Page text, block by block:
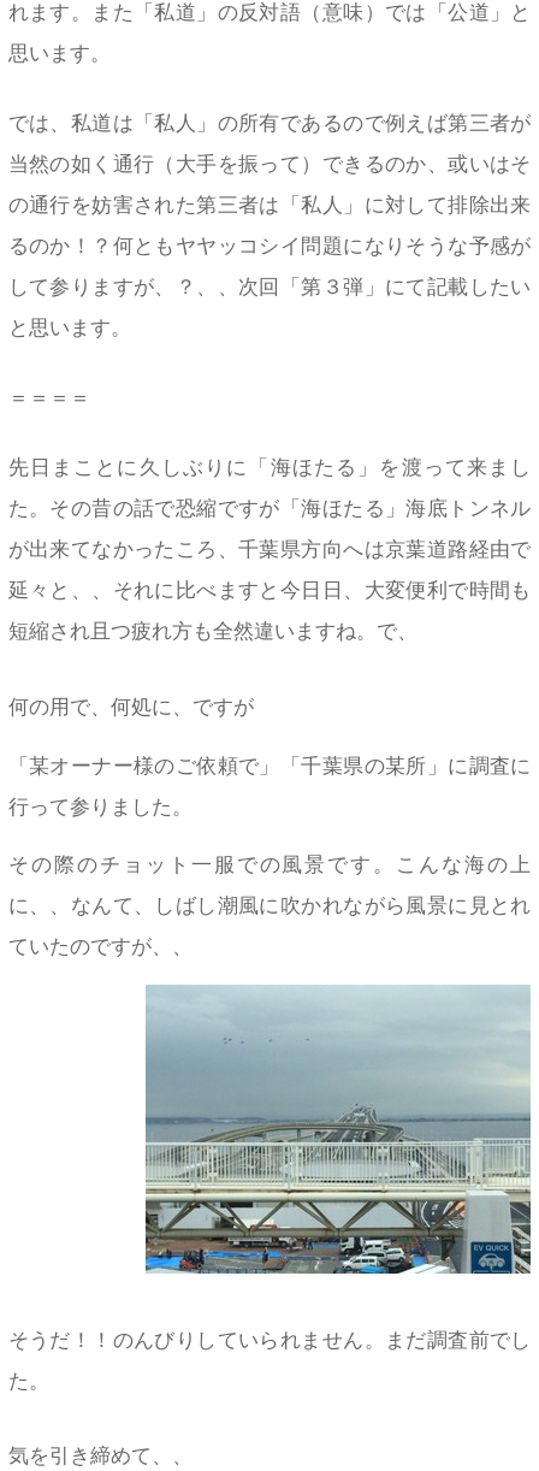
れます。また「私道」の反対語（意味）では「公道」と
思います。
では、私道は「私人」の所有であるので例えば第三者が
当然の如く通行（大手を振って）できるのか、或いはそ
の通行を妨害された第三者は「私人」に対して排除出来
るのか！？何ともヤヤッコシイ問題になりそうな予感が
して参りますが、？、、次回「第３弾」にて記載したい
と思います。
＝＝＝＝
先日まことに久しぶりに「海ほたる」を渡って来まし
た。その昔の話で恐縮ですが「海ほたる」海底トンネル
が出来てなかったころ、千葉県方向へは京葉道路経由で
延々と、、それに比べますと今日日、大変便利で時間も
短縮され且つ疲れ方も全然違いますね。で、
何の用で、何処に、ですが
「某オーナー様のご依頼で」「千葉県の某所」に調査に
行って参りました。
その際のチョット一服での風景です。こんな海の上
に、、なんて、しばし潮風に吹かれながら風景に見とれ
ていたのですが、、
そうだ！！のんびりしていられません。まだ調査前でし
た。
気を引き締めて、、